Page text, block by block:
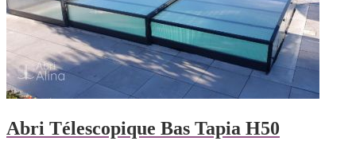
Abri Télescopique Bas Tapia H50